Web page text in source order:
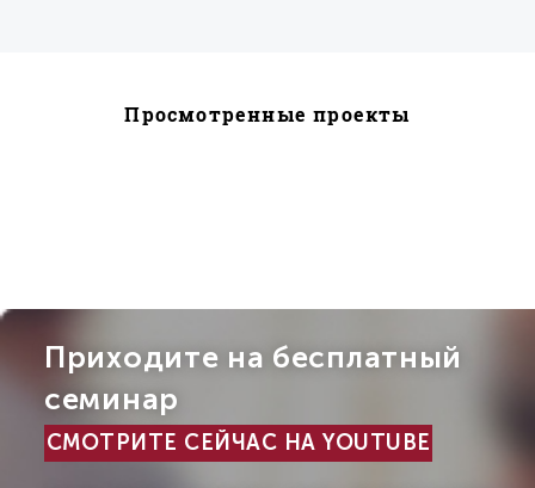
Просмотренные проекты
Приходите на бесплатный
семинар
СМОТРИТЕ СЕЙЧАС НА YOUTUBE